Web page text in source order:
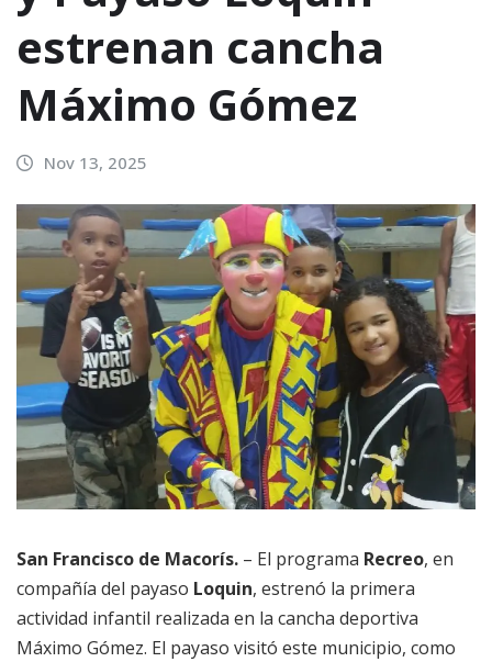
estrenan cancha
Máximo Gómez
Nov 13, 2025
San Francisco de Macorís. – El programa Recreo, en
compañía del payaso Loquin, estrenó la primera
actividad infantil realizada en la cancha deportiva
Máximo Gómez. El payaso visitó este municipio, como